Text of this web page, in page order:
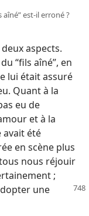
aîné” est-​il erroné ?
aspects.
“fils aîné”, en
lui était assuré
Quant à la
eu de
et à la
avait été
en scène plus
nous réjouir
;
une